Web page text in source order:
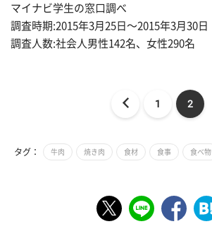
マイナビ学生の窓口調べ
調査時期:2015年3月25日〜2015年3月30日
調査人数:社会人男性142名、女性290名
1 2
タグ： 牛肉 焼き肉 食材 食事 食べ物